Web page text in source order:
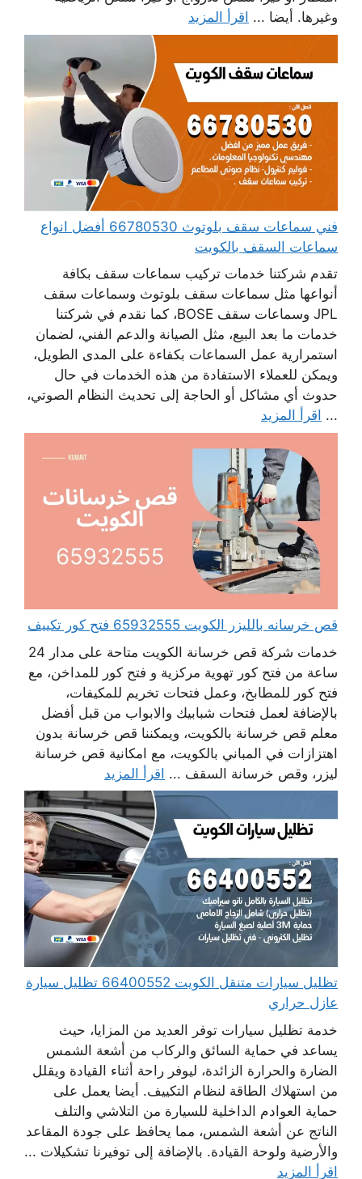
وغيرها. أيضا ... اقرأ المزيد
فني سماعات سقف بلوتوث 66780530 أفضل انواع
سماعات السقف بالكويت
تقدم شركتنا خدمات تركيب سماعات سقف بكافة
أنواعها مثل سماعات سقف بلوتوث وسماعات سقف
JPL وسماعات سقف BOSE، كما نقدم في شركتنا
خدمات ما بعد البيع، مثل الصيانة والدعم الفني، لضمان
استمرارية عمل السماعات بكفاءة على المدى الطويل،
ويمكن للعملاء الاستفادة من هذه الخدمات في حال
حدوث أي مشاكل أو الحاجة إلى تحديث النظام الصوتي،
... اقرأ المزيد
قص خرسانه بالليزر الكويت 65932555 فتح كور تكييف
خدمات شركة قص خرسانة الكويت متاحة على مدار 24
ساعة من فتح كور تهوية مركزية و فتح كور للمداخن، مع
فتح كور للمطابخ، وعمل فتحات تخريم للمكيفات،
بالإضافة لعمل فتحات شبابيك والابواب من قبل أفضل
معلم قص خرسانة بالكويت، ويمكننا قص خرسانة بدون
اهتزازات في المباني بالكويت، مع امكانية قص خرسانة
ليزر، وقص خرسانة السقف ... اقرأ المزيد
تظليل سيارات متنقل الكويت 66400552 تظليل سيارة
عازل حراري
خدمة تظليل سيارات توفر العديد من المزايا، حيث
يساعد في حماية السائق والركاب من أشعة الشمس
الضارة والحرارة الزائدة، ليوفر راحة أثناء القيادة ويقلل
من استهلاك الطاقة لنظام التكييف. أيضا يعمل على
حماية العوادم الداخلية للسيارة من التلاشي والتلف
الناتج عن أشعة الشمس، مما يحافظ على جودة المقاعد
والأرضية ولوحة القيادة. بالإضافة إلى توفيرنا تشكيلات ...
اقرأ المزيد